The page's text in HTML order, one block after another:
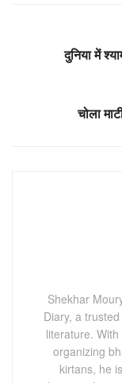
दुनिया में
चोला
Shekhar
Diary, a
literature.
organizing
kirtans, he